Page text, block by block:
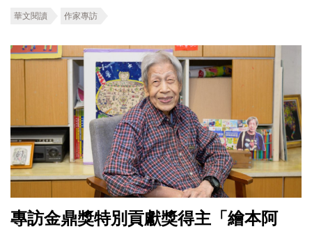
華文閱讀 作家專訪
專訪金鼎獎特別貢獻獎得主「繪本阿